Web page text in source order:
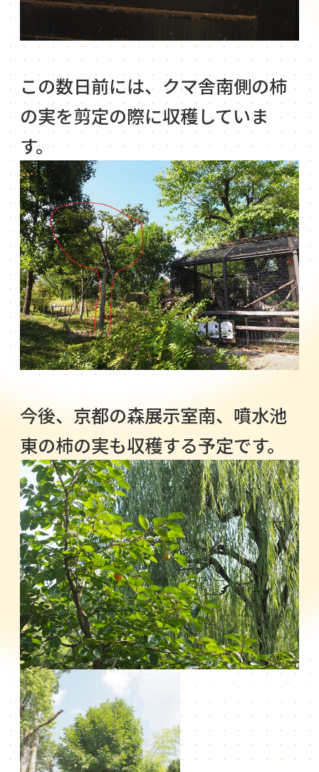
この数日前には、クマ舎南側の柿
の実を剪定の際に収穫していま
す。
今後、京都の森展示室南、噴水池
東の柿の実も収穫する予定です。